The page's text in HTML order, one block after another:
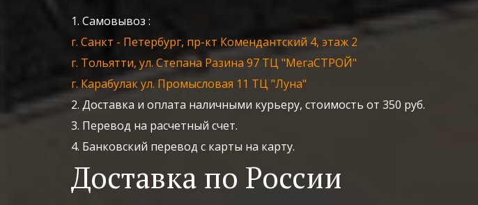
1. Самовывоз :
г. Санкт - Петербург, пр-кт Комендантский 4, этаж 2
г. Тольятти, ул. Степана Разина 97 ТЦ "МегаСТРОЙ"
г. Карабулак ул. Промысловая 11 ТЦ "Луна"
2. Доставка и оплата наличными курьеру, стоимость от 350 руб.
3. Перевод на расчетный счет.
4. Банковский перевод с карты на карту.
Доставка по России